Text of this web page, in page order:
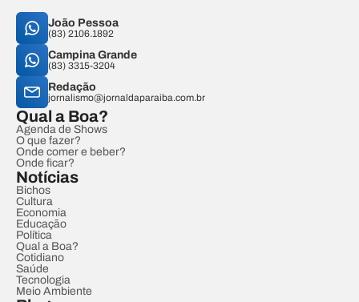
João Pessoa
(83) 2106.1892
Campina Grande
(83) 3315-3204
Redação
jornalismo@jornaldaparaiba.com.br
Qual a Boa?
Agenda de Shows
O que fazer?
Onde comer e beber?
Onde ficar?
Notícias
Bichos
Cultura
Economia
Educação
Política
Qual a Boa?
Cotidiano
Saúde
Tecnologia
Meio Ambiente